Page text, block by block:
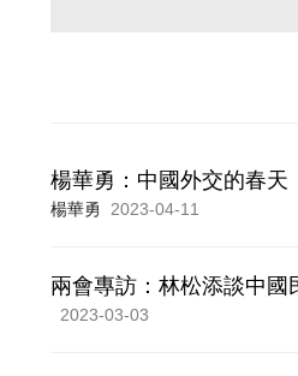
楊華勇：中國外交的春天
楊華勇 2023-04-11
兩會專訪：林松添談中國
2023-03-03